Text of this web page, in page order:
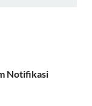
Notifikasi